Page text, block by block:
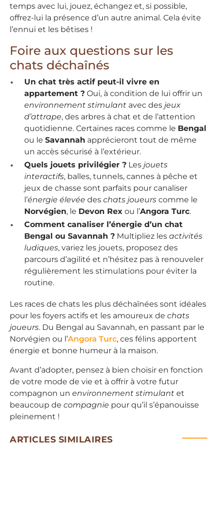
temps avec lui, jouez, échangez et, si possible,
offrez-lui la présence d’un autre animal. Cela évite
l’ennui et les bêtises !
Foire aux questions sur les
chats déchaînés
Un chat très actif peut-il vivre en
appartement ? Oui, à condition de lui offrir un
environnement stimulant avec des jeux
d’attrape, des arbres à chat et de l’attention
quotidienne. Certaines races comme le Bengal
ou le Savannah apprécieront tout de même
un accès sécurisé à l’extérieur.
Quels jouets privilégier ? Les jouets
interactifs, balles, tunnels, cannes à pêche et
jeux de chasse sont parfaits pour canaliser
l’énergie élevée des chats joueurs comme le
Norvégien, le Devon Rex ou l’Angora Turc.
Comment canaliser l’énergie d’un chat
Bengal ou Savannah ? Multipliez les activités
ludiques, variez les jouets, proposez des
parcours d’agilité et n’hésitez pas à renouveler
régulièrement les stimulations pour éviter la
routine.
Les races de chats les plus déchaînées sont idéales
pour les foyers actifs et les amoureux de chats
joueurs. Du Bengal au Savannah, en passant par le
Norvégien ou l’Angora Turc, ces félins apportent
énergie et bonne humeur à la maison.
Avant d’adopter, pensez à bien choisir en fonction
de votre mode de vie et à offrir à votre futur
compagnon un environnement stimulant et
beaucoup de compagnie pour qu’il s’épanouisse
pleinement !
ARTICLES SIMILAIRES